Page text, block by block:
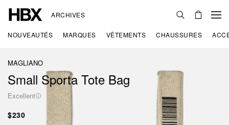
ARCHIVES
NOUVEAUTÉS MARQUES VÊTEMENTS CHAUSSURES
MAGLIANO
Small Sporta Tote Bag
Excellent
$230